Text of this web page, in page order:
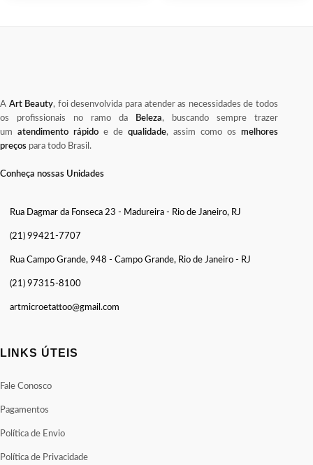
A Art Beauty, foi desenvolvida para atender as necessidades de todos
os profissionais no ramo da
Beleza, buscando sempre trazer
um atendimento rápido e de qualidade, assim como os melhores
preços para todo Brasil.
Conheça nossas Unidades
Rua Dagmar da Fonseca 23 - Madureira - Rio de Janeiro, RJ
(21) 99421-7707
Rua Campo Grande, 948 - Campo Grande, Rio de Janeiro - RJ
(21) 97315-8100
artmicroetattoo@gmail.com
LINKS ÚTEIS
Fale Conosco
Pagamentos
Política de Envio
Política de Privacidade